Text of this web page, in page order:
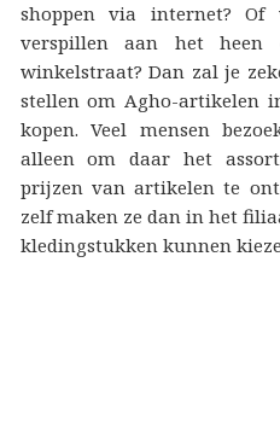
shoppen via internet?
verspillen aan het
winkelstraat? Dan zal je
stellen om Agho-artikelen
kopen. Veel mensen
alleen om daar het
prijzen van artikelen te
zelf maken ze dan in het
kledingstukken kunnen